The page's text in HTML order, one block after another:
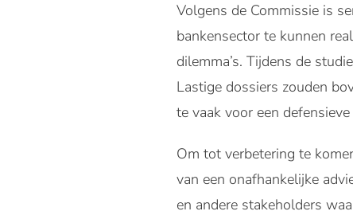
Volgens de Commissie is
bankensector te kunnen
dilemma’s. Tijdens de
Lastige dossiers zouden
te vaak voor een
Om tot verbetering te
van een onafhankelijke
en andere stakeholders